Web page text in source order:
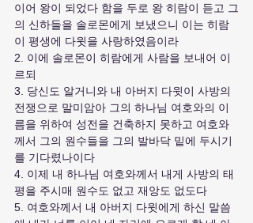
이어 왕이 되었다 함을 두로 왕 히람이 듣고 그
의 신하들을 솔로몬에게 보냈으니 이는 히람
이 평생에 다윗을 사랑하였음이라
2. 이에 솔로몬이 히람에게 사람을 보내어 이
르되
3. 당신도 알거니와 내 아버지 다윗이 사방의
전쟁으로 말미암아 그의 하나님 여호와의 이
름을 위하여 성전을 건축하지 못하고 여호와
께서 그의 원수들을 그의 발바닥 밑에 두시기
를 기다렸나이다
4. 이제 내 하나님 여호와께서 내게 사방의 태
평을 주시매 원수도 없고 재앙도 없도다
5. 여호와께서 내 아버지 다윗에게 하신 말씀